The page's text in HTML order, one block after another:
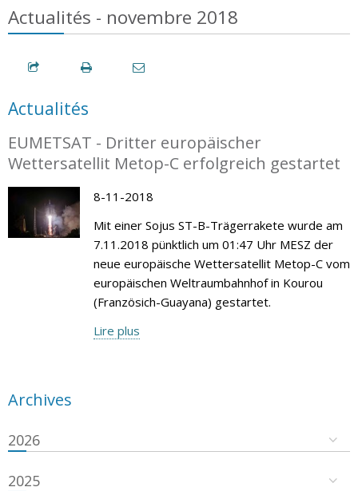
Actualités - novembre 2018
Actualités
EUMETSAT - Dritter europäischer
Wettersatellit Metop-C erfolgreich gestartet
8-11-2018
Mit einer Sojus ST-B-Trägerrakete wurde am
7.11.2018 pünktlich um 01:47 Uhr MESZ der
neue europäische Wettersatellit Metop-C vom
europäischen Weltraumbahnhof in Kourou
(Französich-Guayana) gestartet.
Lire plus
Archives
2026
2025